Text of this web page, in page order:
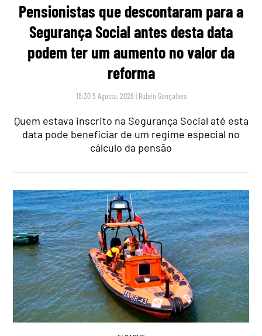
Pensionistas que descontaram para a
Segurança Social antes desta data
podem ter um aumento no valor da
reforma
18:30 5 Agosto, 2026 | Rubén Gonçalves
Quem estava inscrito na Segurança Social até esta
data pode beneficiar de um regime especial no
cálculo da pensão